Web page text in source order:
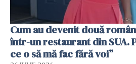
Cum au devenit două
într-un restaurant din SUA.
ce o să mă fac fără voi”